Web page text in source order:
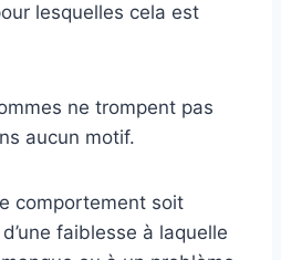
lesquelles cela est
ne trompent pas
aucun motif.
comportement soit
faiblesse à laquelle